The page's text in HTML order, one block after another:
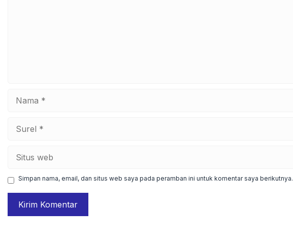
Simpan nama, email, dan situs web saya pada peramban ini untuk komentar saya berikutnya.